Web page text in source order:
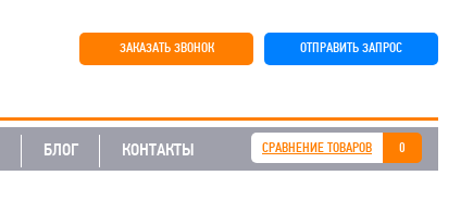
ОТПРАВИТЬ ЗАПРОС
ЗАКАЗАТЬ ЗВОНОК
БЛОГ КОНТАКТЫ СРАВНЕНИЕ ТОВАРОВ 0